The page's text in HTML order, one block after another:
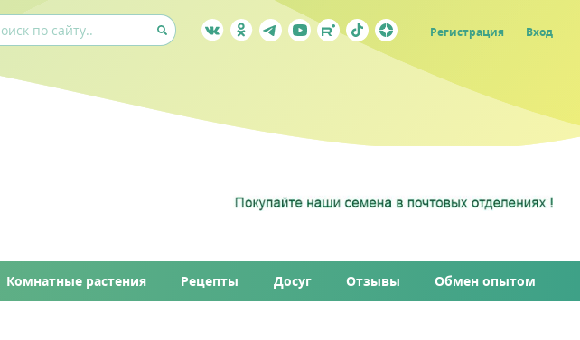
Регистрация Вход
Комнатные растения Рецепты Досуг Отзывы Обмен опытом